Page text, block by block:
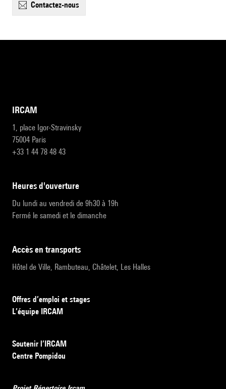
contactez-nous
IRCAM
1, place Igor-Stravinsky
75004 Paris
+33 1 44 78 48 43
heures d'ouverture
Du lundi au vendredi de 9h30 à 19h
Fermé le samedi et le dimanche
accès en transports
Hôtel de Ville, Rambuteau, Châtelet, Les Halles
Offres d’emploi et stages
L’équipe IRCAM
Soutenir l’IRCAM
Centre Pompidou